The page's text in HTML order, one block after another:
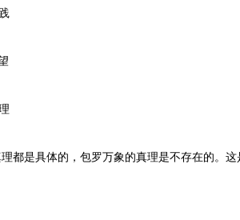
是具体的，包罗万象的真理是不存在的。